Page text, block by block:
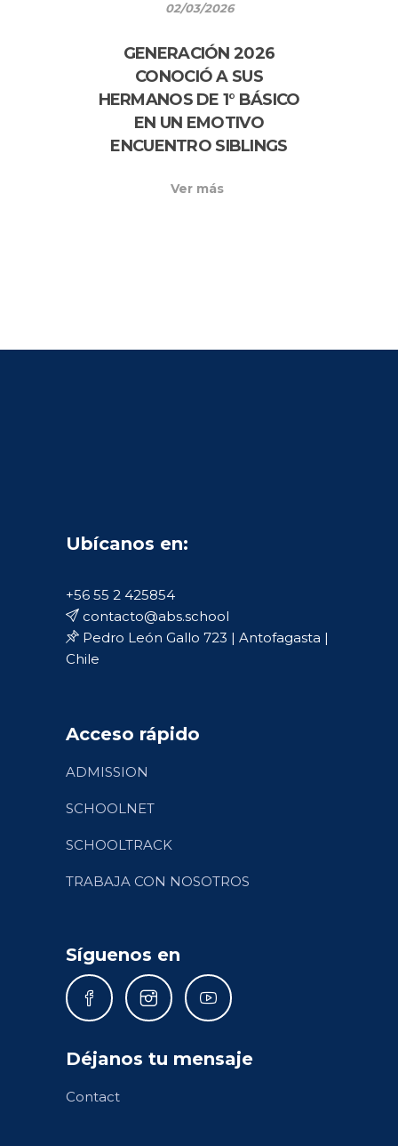
02/03/2026
GENERACIÓN 2026
CONOCIÓ A SUS
HERMANOS DE 1° BÁSICO
EN UN EMOTIVO
ENCUENTRO SIBLINGS
Ver más
Ubícanos en:
+56 55 2 425854
contacto@abs.school
Pedro León Gallo 723 | Antofagasta |
Chile
Acceso rápido
ADMISSION
SCHOOLNET
SCHOOLTRACK
TRABAJA CON NOSOTROS
Síguenos en
Déjanos tu mensaje
Contact